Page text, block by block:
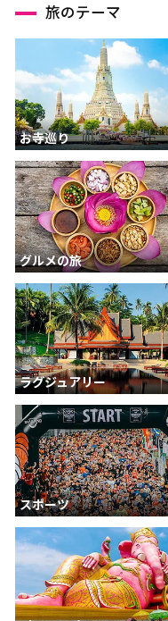
旅のテーマ
お寺巡り
グルメの旅
ラグジュアリー
スポーツ